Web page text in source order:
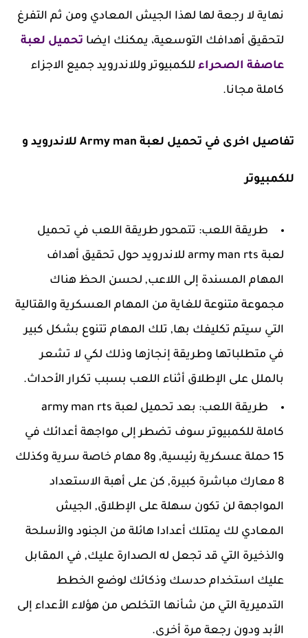
نهاية لا رجعة لها لهذا الجيش المعادي ومن ثم التفرغ
لتحقيق أهدافك التوسعية، يمكنك ايضا تحميل لعبة
عاصفة الصحراء للكمبيوتر وللاندرويد جميع الاجزاء
كاملة مجانا.
تفاصيل اخرى في تحميل لعبة Army man للاندرويد و
للكمبيوتر
طريقة اللعب: تتمحور طريقة اللعب في تحميل
لعبة army man rts للاندرويد حول تحقيق أهداف
المهام المسندة إلى اللاعب, لحسن الحظ هناك
مجموعة متنوعة للغاية من المهام العسكرية والقتالية
التي سيتم تكليفك بها, تلك المهام تتنوع بشكل كبير
في متطلباتها وطريقة إنجازها وذلك لكي لا تشعر
بالملل على الإطلاق أثناء اللعب بسبب تكرار الأحداث.
طريقة اللعب: بعد تحميل لعبة army man rts
كاملة للكمبيوتر سوف تضطر إلى مواجهة أعدائك في
15 حملة عسكرية رئيسية, و8 مهام خاصة سرية وكذلك
8 معارك مباشرة كبيرة, كن على أهبة الاستعداد
المواجهة لن تكون سهلة على الإطلاق, الجيش
المعادي لك يمتلك أعدادا هائلة من الجنود والأسلحة
والذخيرة التي قد تجعل له الصدارة عليك, في المقابل
عليك استخدام حدسك وذكائك لوضع الخطط
التدميرية التي من شأنها التخلص من هؤلاء الأعداء إلى
الأبد ودون رجعة مرة أخرى.